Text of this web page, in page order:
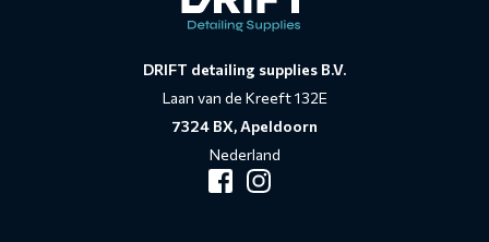
DRIFT detailing supplies B.V.
Laan van de Kreeft 132E
7324 BX, Apeldoorn
Nederland